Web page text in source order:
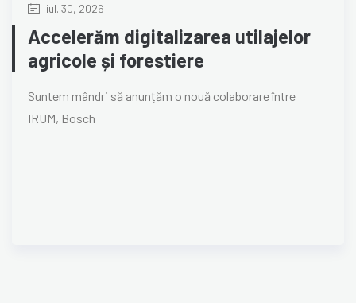
iul. 30, 2026
Accelerăm digitalizarea utilajelor
agricole și forestiere
Suntem mândri să anunțăm o nouă colaborare între
IRUM, Bosch